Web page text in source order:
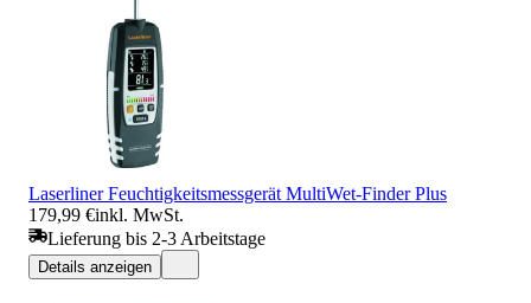
Laserliner Feuchtigkeitsmessgerät MultiWet-Finder Plus
179,99 €inkl. MwSt.
Lieferung bis 2-3 Arbeitstage
Details anzeigen